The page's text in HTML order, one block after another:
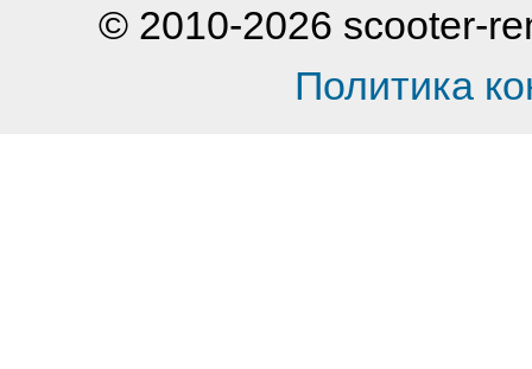
© 2010-2026 scooter-
Политика